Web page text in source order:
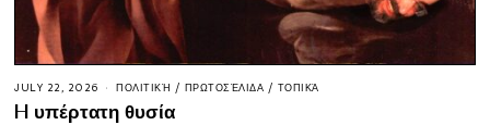
JULY 22, 2026 ΠΟΛΙΤΙΚΉ / ΠΡΩΤΟΣΈΛΙΔΑ / ΤΟΠΙΚΆ
H υπέρτατη θυσία